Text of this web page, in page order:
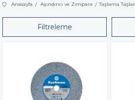
Üye Girişi Üye
Anasayfa Aşındırıcı ve Zımpara Taşlama
Filtreleme